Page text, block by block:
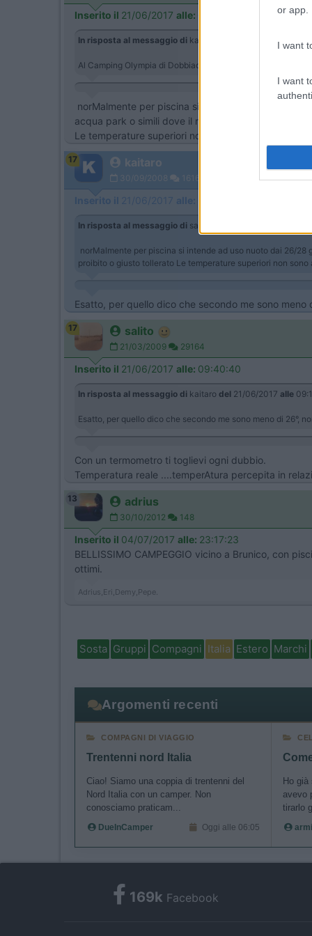
or app.
I want
I want
Inserito il 21/06/2017 alle:
In risposta al messaggio di kaitaro 20/06/2017
Al Camping Olympia di Dobbiaco dicono sia riscaldata a
norMalmente per piscina si intende ad uso nuoto
acqua park o simili dove il nuoto e' proibito o giusto
Le temperature superiori non sono adatte al nuoto
17 kaitaro
30/09/2008 1616
Inserito il 21/06/2017 alle:
In risposta al messaggio di salito
norMalmente per piscina si intende ad uso nuoto dai 26/
proibito o giusto tollerato Le temperature superiori non
Esatto, per quello dico che secondo me sono
17 salito
21/03/2009 29164
Inserito il 21/06/2017 alle: 09:40:40
In risposta al messaggio di kaitaro del 21/06/2017 alle
Esatto, per quello dico che secondo me sono meno di 26°,
Con un termometro ti toglievi ogni dubbio.
Temperatura reale ....temperAtura percepita in
13 adrius
30/10/2012 148
Inserito il 04/07/2017 alle: 23:17:23
BELLISSIMO CAMPEGGIO vicino a Brunico, con
ottimi.
Adrius,Eri,Demy,Pepe.
Sosta Gruppi Compagni Italia Estero Marchi
Argomenti recenti
COMPAGNI DI VIAGGIO
Trentenni nord Italia
Ciao! Siamo una coppia di trentenni del
Nord Italia con un camper. Non
conosciamo praticam...
DueInCamper Oggi alle 06:05
Ho
avevo
tirarlo
169k Facebook